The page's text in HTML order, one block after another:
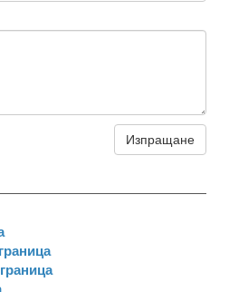
Изпращане